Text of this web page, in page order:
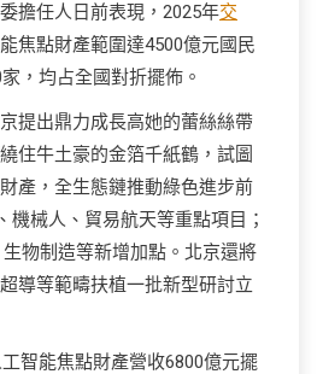
擔任人日前表現，2025年交
焦點財產範圍達4500億元國民
，均占全國對折擺佈。
提出鼎力成長高她的蕾絲絲帶
住牛土豪的金箔千紙鶴，試圖
產，全生態鏈推動綠色進步前
機械人、貿易航天等重點項目；
物制造等新增加點。北京還將
導等範疇扶植一批新型研討立
智能焦點財產營收6800億元擺